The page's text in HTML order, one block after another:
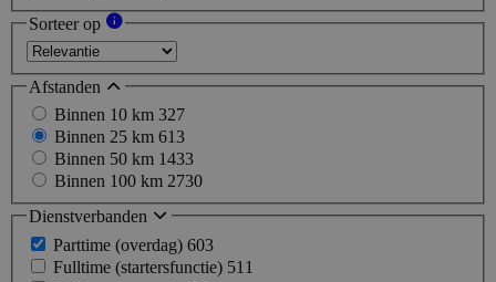
Sorteer op
Afstanden
Binnen 10 km 327
Binnen 25 km 613
Binnen 50 km 1433
Binnen 100 km 2730
Dienstverbanden
Parttime (overdag) 603
Fulltime (startersfunctie) 511